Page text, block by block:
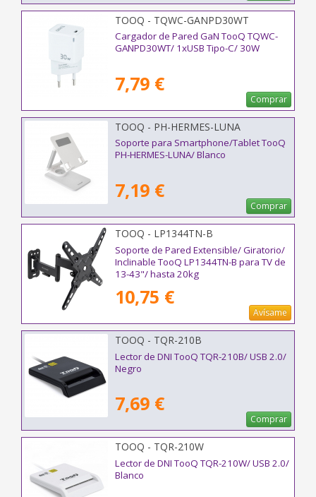
TOOQ - TQWC-GANPD30WT
Cargador de Pared GaN TooQ TQWC-
GANPD30WT/ 1xUSB Tipo-C/ 30W
7,79 €
Comprar
TOOQ - PH-HERMES-LUNA
Soporte para Smartphone/Tablet TooQ
PH-HERMES-LUNA/ Blanco
7,19 €
Comprar
TOOQ - LP1344TN-B
Soporte de Pared Extensible/ Giratorio/
Inclinable TooQ LP1344TN-B para TV de
13-43"/ hasta 20kg
10,75 €
Avísame
TOOQ - TQR-210B
Lector de DNI TooQ TQR-210B/ USB 2.0/
Negro
7,69 €
Comprar
TOOQ - TQR-210W
Lector de DNI TooQ TQR-210W/ USB 2.0/
Blanco